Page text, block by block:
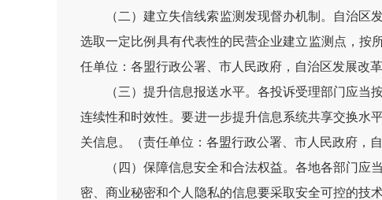
（二）建立失信线索监测发现督办机制。自治
选取一定比例具有代表性的民营企业建立监测点，按
任单位：各盟行政公署、市人民政府，自治区发展改革
（三）提升信息报送水平。各投诉受理部门应
连续性和时效性。要进一步提升信息系统共享交换水
关信息。（责任单位：各盟行政公署、市人民政府，
（四）保障信息安全和合法权益。各地各部门
密、商业秘密和个人隐私的信息要采取安全可控的技